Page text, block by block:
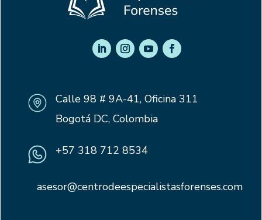
Calle 98 # 9A-41, Oficina 311
Bogotá DC, Colombia
+57 318 712 8534
asesor@centrodeespecialistasforenses.com